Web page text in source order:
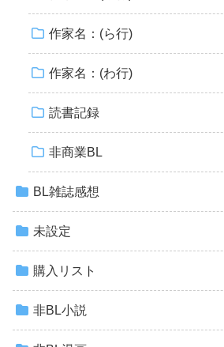
作家名：(ら行)
作家名：(わ行)
読書記録
非商業BL
BL雑誌感想
未設定
購入リスト
非BL小説